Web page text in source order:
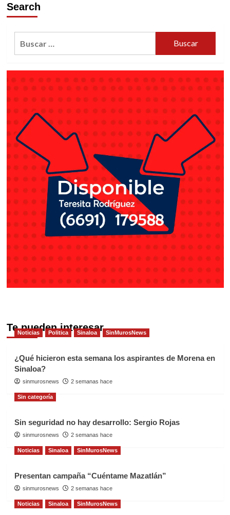
Search
Te pueden interesar
Noticias Politica Sinaloa SinMurosNews
¿Qué hicieron esta semana los aspirantes de Morena en
Sinaloa?
sinmurosnews 2 semanas hace
Sin categoría
Sin seguridad no hay desarrollo: Sergio Rojas
sinmurosnews 2 semanas hace
Noticias Sinaloa SinMurosNews
Presentan campaña “Cuéntame Mazatlán”
sinmurosnews 2 semanas hace
Noticias Sinaloa SinMurosNews